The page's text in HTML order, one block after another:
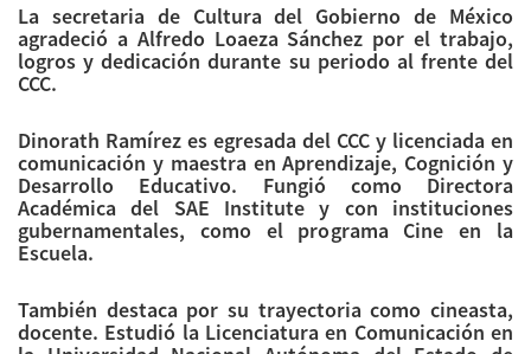
La secretaria de Cultura del Gobierno de México
agradeció a Alfredo Loaeza Sánchez por el trabajo,
logros y dedicación durante su periodo al frente del
CCC.
Dinorath Ramírez es egresada del CCC y licenciada en
comunicación y maestra en Aprendizaje, Cognición y
Desarrollo Educativo. Fungió como Directora
Académica del SAE Institute y con instituciones
gubernamentales, como el programa Cine en la
Escuela.
También destaca por su trayectoria como cineasta,
docente. Estudió la Licenciatura en Comunicación en